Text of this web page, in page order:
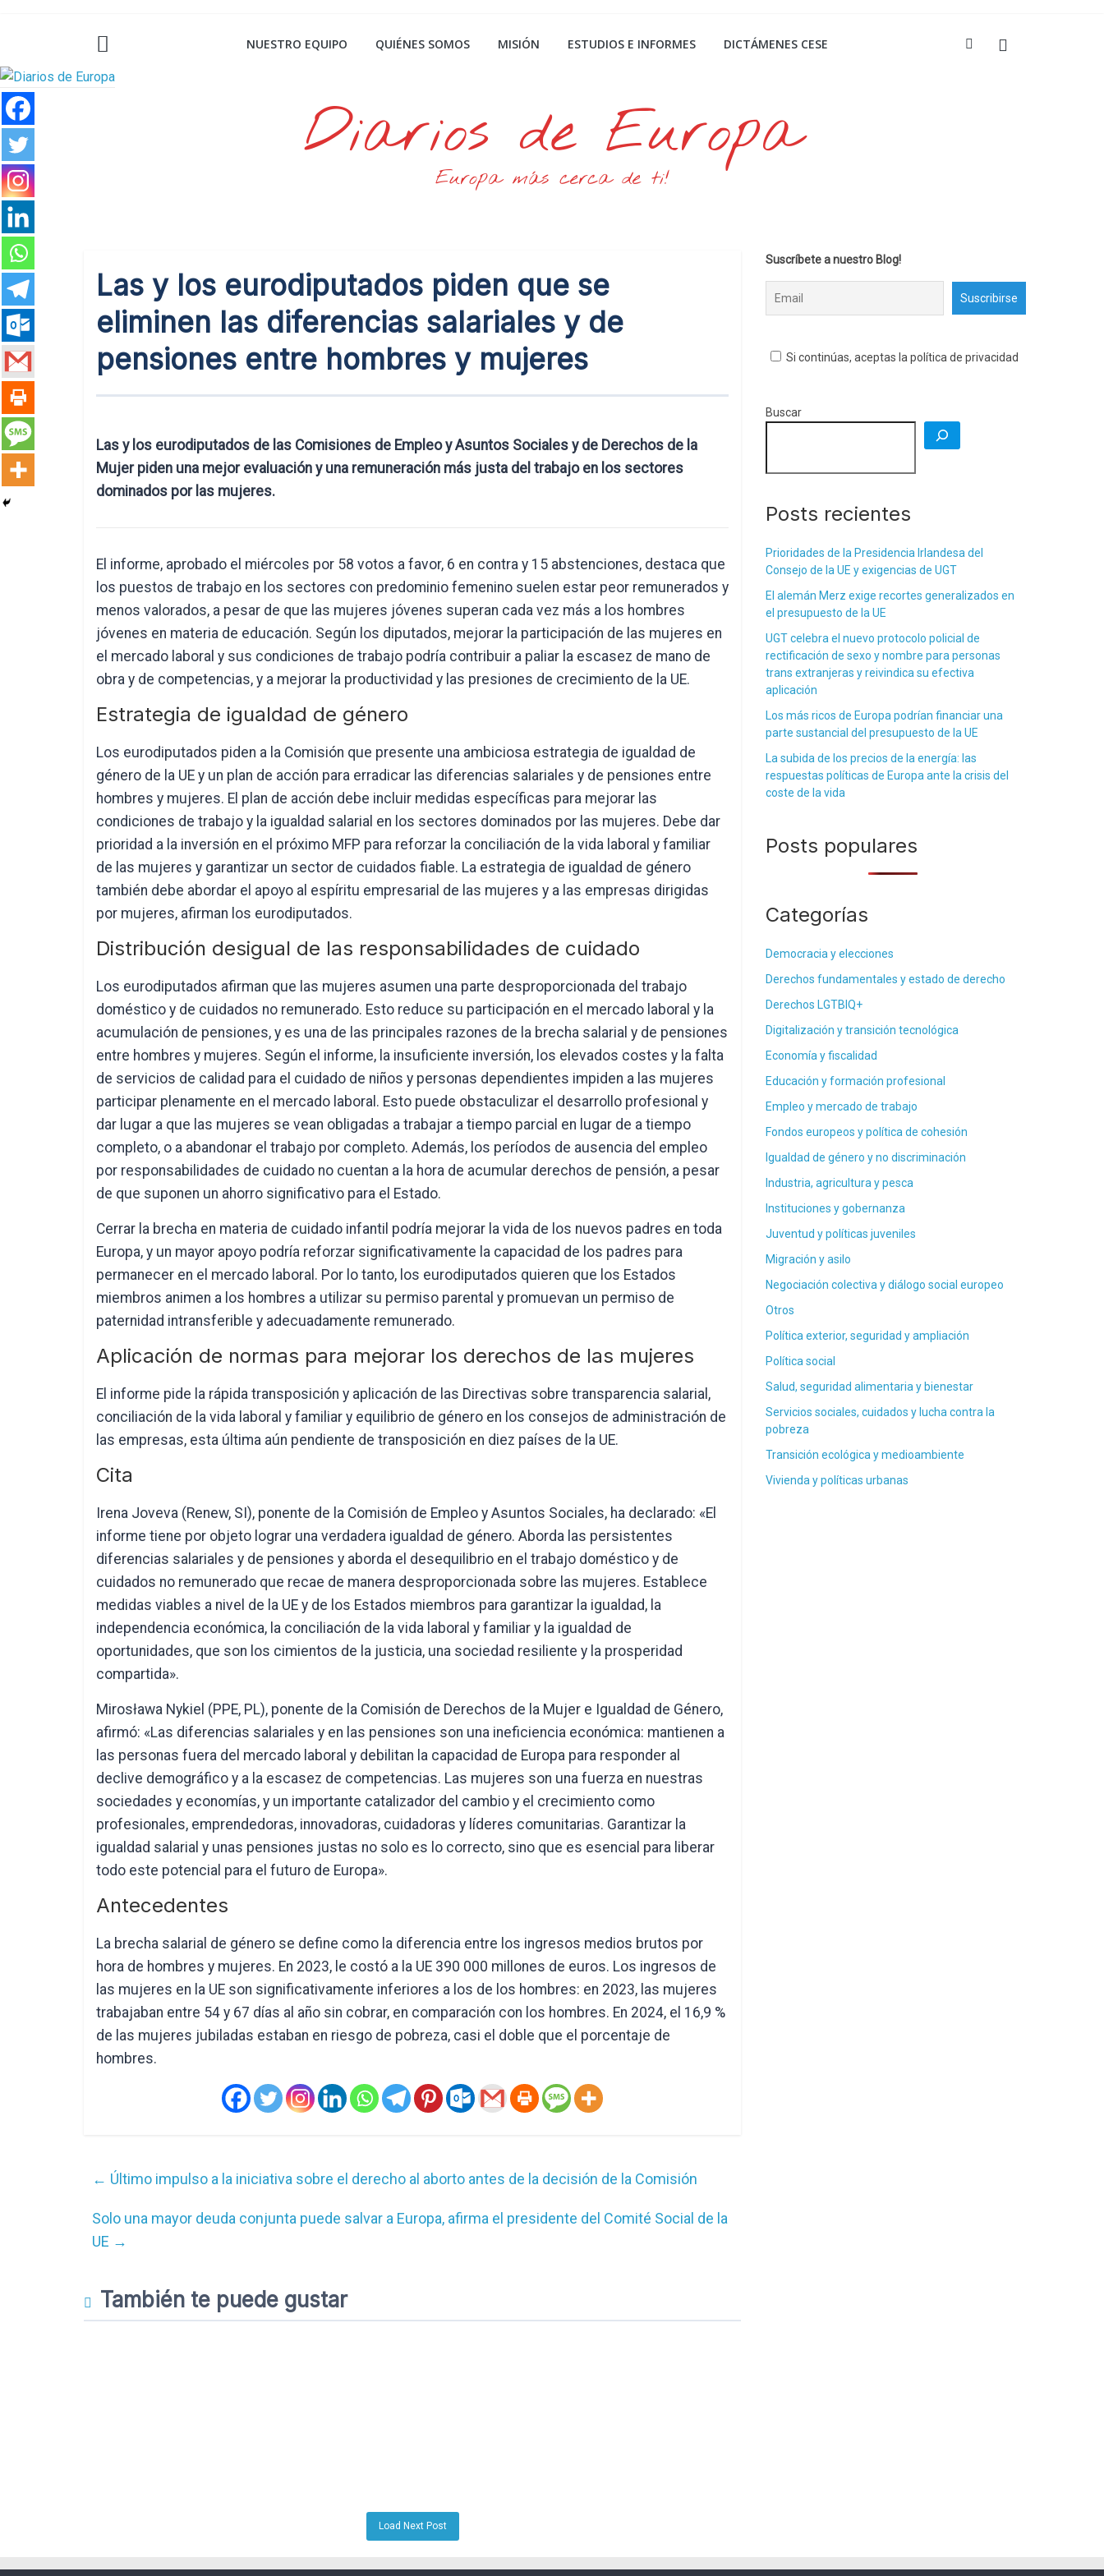
NUESTRO EQUIPO QUIÉNES SOMOS MISIÓN ESTUDIOS E INFORMES DICTÁMENES CESE
Diarios de Europa
Europa más cerca de ti!
Las y los eurodiputados piden que se
eliminen las diferencias salariales y de
pensiones entre hombres y mujeres
Las y los eurodiputados de las Comisiones de Empleo y Asuntos Sociales y de Derechos de la
Mujer piden una mejor evaluación y una remuneración más justa del trabajo en los sectores
dominados por las mujeres.
El informe, aprobado el miércoles por 58 votos a favor, 6 en contra y 15 abstenciones, destaca que
los puestos de trabajo en los sectores con predominio femenino suelen estar peor remunerados y
menos valorados, a pesar de que las mujeres jóvenes superan cada vez más a los hombres
jóvenes en materia de educación. Según los diputados, mejorar la participación de las mujeres en
el mercado laboral y sus condiciones de trabajo podría contribuir a paliar la escasez de mano de
obra y de competencias, y a mejorar la productividad y las presiones de crecimiento de la UE.
Estrategia de igualdad de género
Los eurodiputados piden a la Comisión que presente una ambiciosa estrategia de igualdad de
género de la UE y un plan de acción para erradicar las diferencias salariales y de pensiones entre
hombres y mujeres. El plan de acción debe incluir medidas específicas para mejorar las
condiciones de trabajo y la igualdad salarial en los sectores dominados por las mujeres. Debe dar
prioridad a la inversión en el próximo MFP para reforzar la conciliación de la vida laboral y familiar
de las mujeres y garantizar un sector de cuidados fiable. La estrategia de igualdad de género
también debe abordar el apoyo al espíritu empresarial de las mujeres y a las empresas dirigidas
por mujeres, afirman los eurodiputados.
Distribución desigual de las responsabilidades de cuidado
Los eurodiputados afirman que las mujeres asumen una parte desproporcionada del trabajo
doméstico y de cuidados no remunerado. Esto reduce su participación en el mercado laboral y la
acumulación de pensiones, y es una de las principales razones de la brecha salarial y de pensiones
entre hombres y mujeres. Según el informe, la insuficiente inversión, los elevados costes y la falta
de servicios de calidad para el cuidado de niños y personas dependientes impiden a las mujeres
participar plenamente en el mercado laboral. Esto puede obstaculizar el desarrollo profesional y
dar lugar a que las mujeres se vean obligadas a trabajar a tiempo parcial en lugar de a tiempo
completo, o a abandonar el trabajo por completo. Además, los períodos de ausencia del empleo
por responsabilidades de cuidado no cuentan a la hora de acumular derechos de pensión, a pesar
de que suponen un ahorro significativo para el Estado.
Cerrar la brecha en materia de cuidado infantil podría mejorar la vida de los nuevos padres en toda
Europa, y un mayor apoyo podría reforzar significativamente la capacidad de los padres para
permanecer en el mercado laboral. Por lo tanto, los eurodiputados quieren que los Estados
miembros animen a los hombres a utilizar su permiso parental y promuevan un permiso de
paternidad intransferible y adecuadamente remunerado.
Aplicación de normas para mejorar los derechos de las mujeres
El informe pide la rápida transposición y aplicación de las Directivas sobre transparencia salarial,
conciliación de la vida laboral y familiar y equilibrio de género en los consejos de administración de
las empresas, esta última aún pendiente de transposición en diez países de la UE.
Cita
Irena Joveva (Renew, SI), ponente de la Comisión de Empleo y Asuntos Sociales, ha declarado: «El
informe tiene por objeto lograr una verdadera igualdad de género. Aborda las persistentes
diferencias salariales y de pensiones y aborda el desequilibrio en el trabajo doméstico y de
cuidados no remunerado que recae de manera desproporcionada sobre las mujeres. Establece
medidas viables a nivel de la UE y de los Estados miembros para garantizar la igualdad, la
independencia económica, la conciliación de la vida laboral y familiar y la igualdad de
oportunidades, que son los cimientos de la justicia, una sociedad resiliente y la prosperidad
compartida».
Mirosława Nykiel (PPE, PL), ponente de la Comisión de Derechos de la Mujer e Igualdad de Género,
afirmó: «Las diferencias salariales y en las pensiones son una ineficiencia económica: mantienen a
las personas fuera del mercado laboral y debilitan la capacidad de Europa para responder al
declive demográfico y a la escasez de competencias. Las mujeres son una fuerza en nuestras
sociedades y economías, y un importante catalizador del cambio y el crecimiento como
profesionales, emprendedoras, innovadoras, cuidadoras y líderes comunitarias. Garantizar la
igualdad salarial y unas pensiones justas no solo es lo correcto, sino que es esencial para liberar
todo este potencial para el futuro de Europa».
Antecedentes
La brecha salarial de género se define como la diferencia entre los ingresos medios brutos por
hora de hombres y mujeres. En 2023, le costó a la UE 390 000 millones de euros. Los ingresos de
las mujeres en la UE son significativamente inferiores a los de los hombres: en 2023, las mujeres
trabajaban entre 54 y 67 días al año sin cobrar, en comparación con los hombres. En 2024, el 16,9 %
de las mujeres jubiladas estaban en riesgo de pobreza, casi el doble que el porcentaje de
hombres.
← Último impulso a la iniciativa sobre el derecho al aborto antes de la decisión de la Comisión
Solo una mayor deuda conjunta puede salvar a Europa, afirma el presidente del Comité Social de la
UE →
También te puede gustar
Load Next Post
Suscríbete a nuestro Blog!
Si continúas, aceptas la política de privacidad
Buscar
Posts recientes
Prioridades de la Presidencia Irlandesa del
Consejo de la UE y exigencias de UGT
El alemán Merz exige recortes generalizados en
el presupuesto de la UE
UGT celebra el nuevo protocolo policial de
rectificación de sexo y nombre para personas
trans extranjeras y reivindica su efectiva
aplicación
Los más ricos de Europa podrían financiar una
parte sustancial del presupuesto de la UE
La subida de los precios de la energía: las
respuestas políticas de Europa ante la crisis del
coste de la vida
Posts populares
Categorías
Democracia y elecciones
Derechos fundamentales y estado de derecho
Derechos LGTBIQ+
Digitalización y transición tecnológica
Economía y fiscalidad
Educación y formación profesional
Empleo y mercado de trabajo
Fondos europeos y política de cohesión
Igualdad de género y no discriminación
Industria, agricultura y pesca
Instituciones y gobernanza
Juventud y políticas juveniles
Migración y asilo
Negociación colectiva y diálogo social europeo
Otros
Política exterior, seguridad y ampliación
Política social
Salud, seguridad alimentaria y bienestar
Servicios sociales, cuidados y lucha contra la
pobreza
Transición ecológica y medioambiente
Vivienda y políticas urbanas